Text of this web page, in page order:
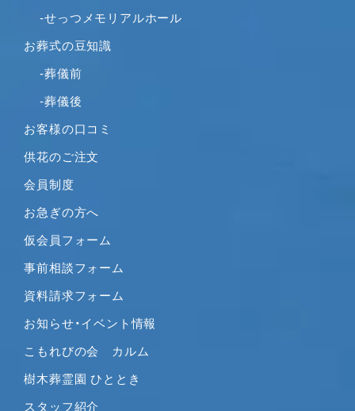
2021年1月
2020年12月
2020年11月
2020年8月
2020年7月
2020年6月
2020年3月
2020年2月
2020年1月
2019年10月
2019年9月
2019年8月
-せっつメモリアルホール
お葬式の豆知識
-葬儀前
-葬儀後
お客様の口コミ
供花のご注文
会員制度
お急ぎの方へ
仮会員フォーム
事前相談フォーム
資料請求フォーム
お知らせ・イベント情報
こもれびの会 カルム
樹木葬霊園 ひととき
スタッフ紹介